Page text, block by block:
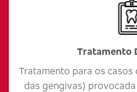
Tratamento
Tratamento para os
das gengivas)